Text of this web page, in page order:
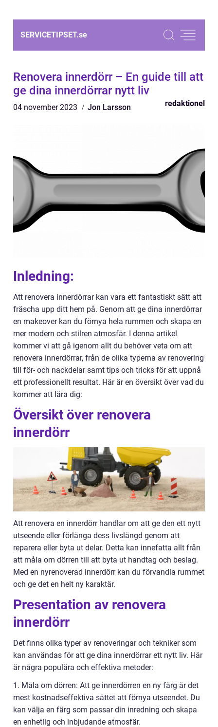
SERVICETIPSET.se
Renovera innerdörr – En guide till att
ge dina innerdörrar nytt liv
04 november 2023 Jon Larsson redaktionel
Inledning:
Att renovera innerdörrar kan vara ett fantastiskt sätt att
fräscha upp ditt hem på. Genom att ge dina innerdörrar
en makeover kan du förnya hela rummen och skapa en
mer modern och stilren atmosfär. I denna artikel
kommer vi att gå igenom allt du behöver veta om att
renovera innerdörrar, från de olika typerna av renovering
till för- och nackdelar samt tips och tricks för att uppnå
ett professionellt resultat. Här är en översikt över vad du
kommer att lära dig:
Översikt över renovera
innerdörr
Att renovera en innerdörr handlar om att ge den ett nytt
utseende eller förlänga dess livslängd genom att
reparera eller byta ut delar. Detta kan innefatta allt från
att måla om dörren till att byta ut handtag och beslag.
Med en nyrenoverad innerdörr kan du förvandla rummet
och ge det en helt ny karaktär.
Presentation av renovera
innerdörr
Det finns olika typer av renoveringar och tekniker som
kan användas för att ge dina innerdörrar ett nytt liv. Här
är några populära och effektiva metoder:
1. Måla om dörren: Att ge innerdörren en ny färg är det
mest kostnadseffektiva sättet att förnya utseendet. Du
kan välja en färg som passar din inredning och skapa
en enhetlig och inbjudande atmosfär.